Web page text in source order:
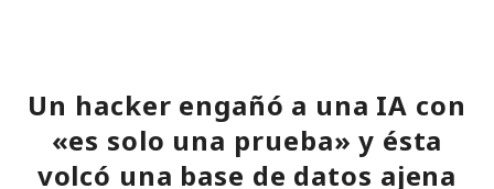
Un hacker engañó a una IA con
«es solo una prueba» y ésta
volcó una base de datos ajena